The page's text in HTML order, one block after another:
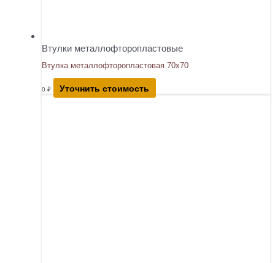
Втулки металлофторопластовые
Втулка металлофторопластовая 70х70
0 ₽ Уточнить стоимость